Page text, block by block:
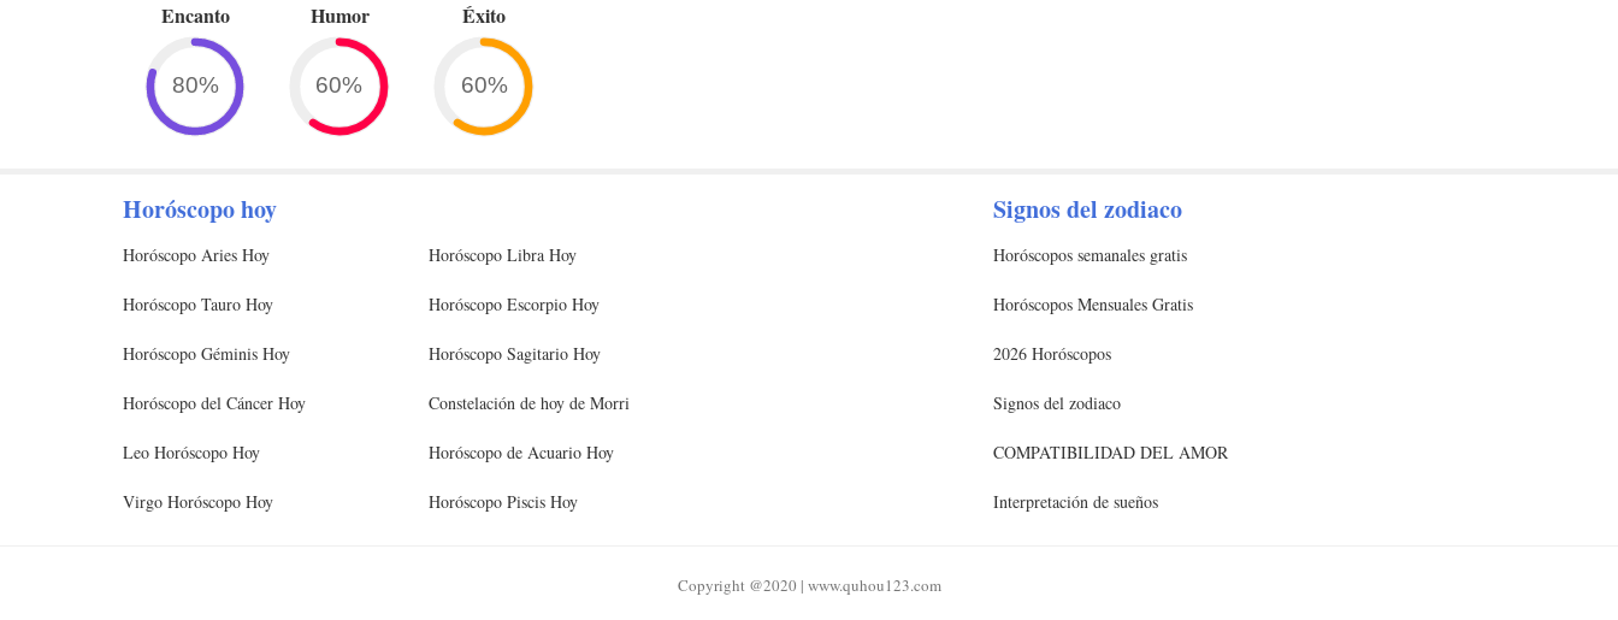
Encanto
80%
Humor
60%
Éxito
60%
Horóscopo hoy
Horóscopo Aries Hoy
Horóscopo Tauro Hoy
Horóscopo Géminis Hoy
Horóscopo del Cáncer Hoy
Leo Horóscopo Hoy
Virgo Horóscopo Hoy
Horóscopo Libra Hoy
Horóscopo Escorpio Hoy
Horóscopo Sagitario Hoy
Constelación de hoy de Morri
Horóscopo de Acuario Hoy
Horóscopo Piscis Hoy
Signos del zodiaco
Horóscopos semanales gratis
Horóscopos Mensuales Gratis
2026 Horóscopos
Signos del zodiaco
COMPATIBILIDAD DEL AMOR
Interpretación de sueños
Copyright @2020 | www.quhou123.com